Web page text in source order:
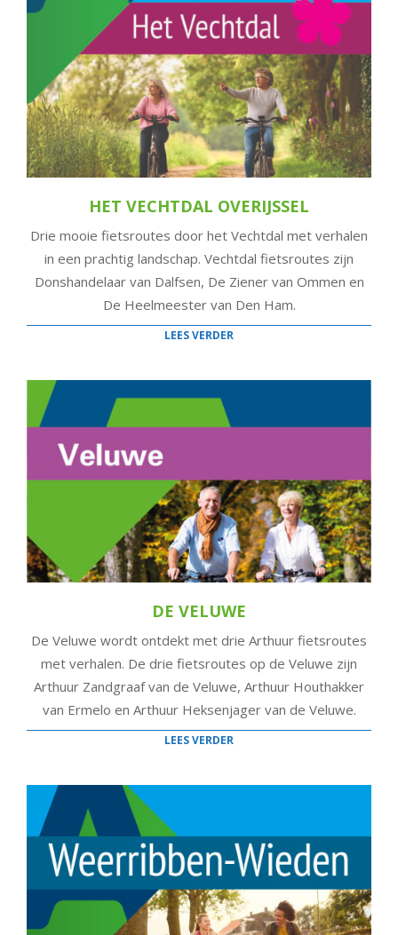
HET VECHTDAL OVERIJSSEL
Drie mooie fietsroutes door het Vechtdal met verhalen
in een prachtig landschap. Vechtdal fietsroutes zijn
Donshandelaar van Dalfsen, De Ziener van Ommen en
De Heelmeester van Den Ham.
LEES VERDER
DE VELUWE
De Veluwe wordt ontdekt met drie Arthuur fietsroutes
met verhalen. De drie fietsroutes op de Veluwe zijn
Arthuur Zandgraaf van de Veluwe, Arthuur Houthakker
van Ermelo en Arthuur Heksenjager van de Veluwe.
LEES VERDER